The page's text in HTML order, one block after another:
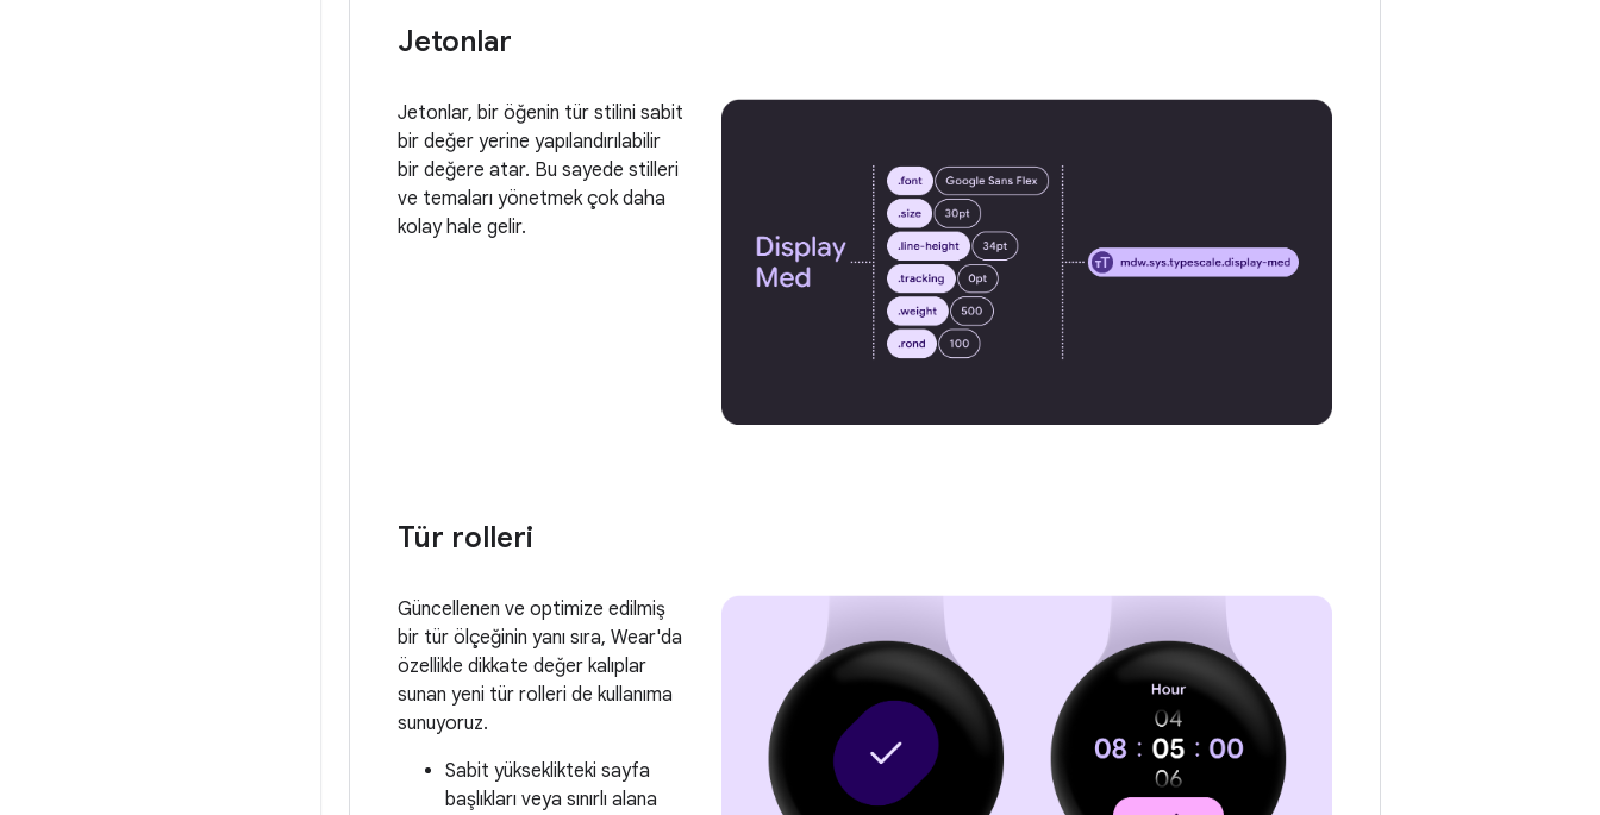
Jetonlar
Jetonlar, bir öğenin tür stilini sabit
bir değer yerine yapılandırılabilir
bir değere atar. Bu sayede stilleri
ve temaları yönetmek çok daha
kolay hale gelir.
Tür rolleri
Güncellenen ve optimize edilmiş
bir tür ölçeğinin yanı sıra, Wear'da
özellikle dikkate değer kalıplar
sunan yeni tür rolleri de kullanıma
sunuyoruz.
Sabit yükseklikteki sayfa
başlıkları veya sınırlı alana